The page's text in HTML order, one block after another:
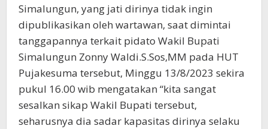
Simalungun, yang jati dirinya tidak ingin
dipublikasikan oleh wartawan, saat dimintai
tanggapannya terkait pidato Wakil Bupati
Simalungun Zonny Waldi.S.Sos,MM pada HUT
Pujakesuma tersebut, Minggu 13/8/2023 sekira
pukul 16.00 wib mengatakan “kita sangat
sesalkan sikap Wakil Bupati tersebut,
seharusnya dia sadar kapasitas dirinya selaku